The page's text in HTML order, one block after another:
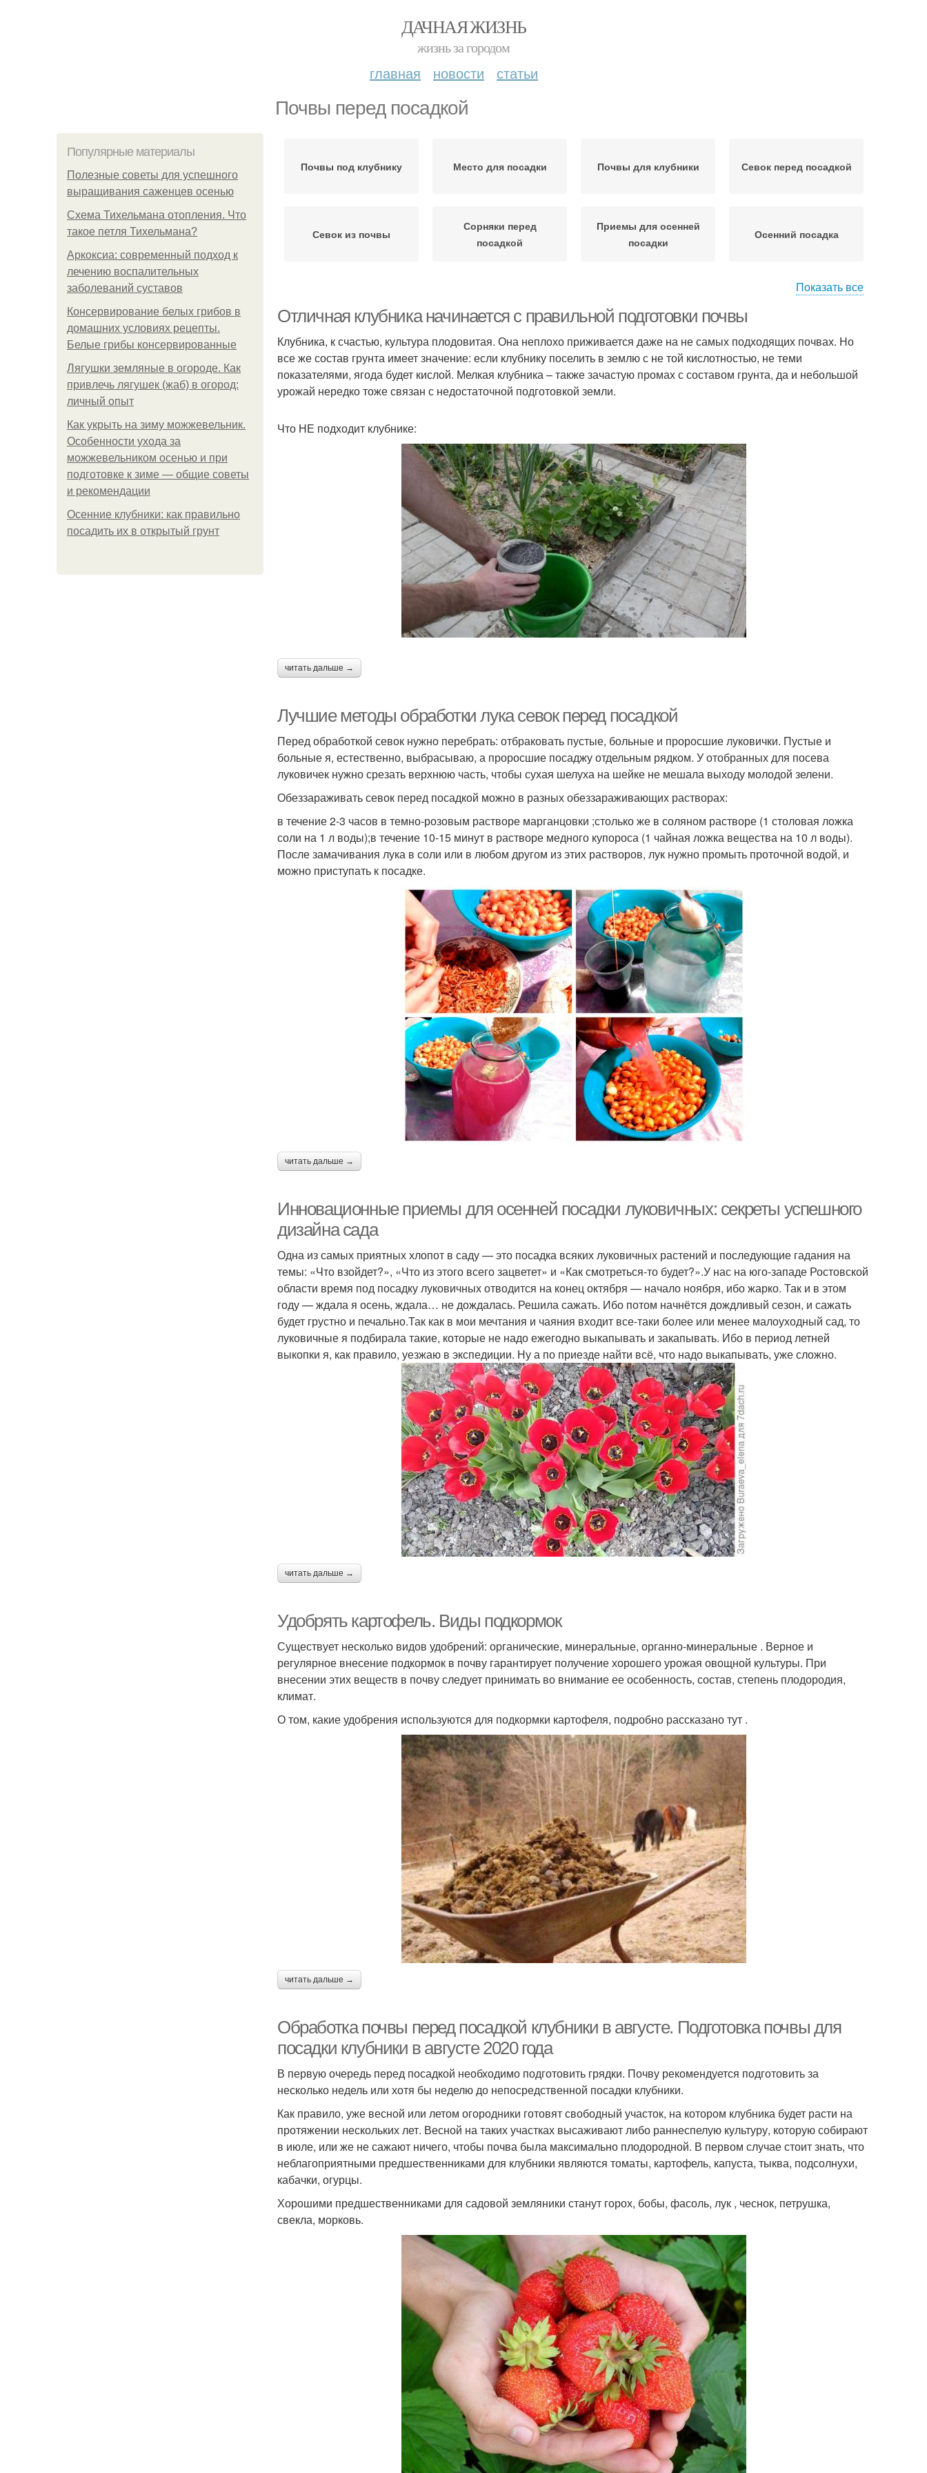
ДАЧНАЯ ЖИЗНЬ
жизнь за городом
главная новости статьи
Почвы перед посадкой
Популярные материалы
Полезные советы для успешного
выращивания саженцев осенью
Схема Тихельмана отопления. Что
такое петля Тихельмана?
Аркоксиа: современный подход к
лечению воспалительных
заболеваний суставов
Консервирование белых грибов в
домашних условиях рецепты.
Белые грибы консервированные
Лягушки земляные в огороде. Как
привлечь лягушек (жаб) в огород:
личный опыт
Как укрыть на зиму можжевельник.
Особенности ухода за
можжевельником осенью и при
подготовке к зиме — общие советы
и рекомендации
Осенние клубники: как правильно
посадить их в открытый грунт
Почвы под клубнику Место для посадки Почвы для клубники Севок перед посадкой
Севок из почвы
Сорняки перед
посадкой
Приемы для осенней
посадки
Осенний посадка
посадке
посадке
Почвы для картофеля Почвы для посадки
Клубники для осенней
посадки
Требования к посадке
Посадки по лунному
Показать все
Отличная клубника начинается с правильной подготовки почвы
Клубника, к счастью, культура плодовитая. Она неплохо приживается даже на не самых подходящих почвах. Но
все же состав грунта имеет значение: если клубнику поселить в землю с не той кислотностью, не теми
показателями, ягода будет кислой. Мелкая клубника – также зачастую промах с составом грунта, да и небольшой
урожай нередко тоже связан с недостаточной подготовкой земли.
Что НЕ подходит клубнике:
читать дальше →
Лучшие методы обработки лука севок перед посадкой
Перед обработкой севок нужно перебрать: отбраковать пустые, больные и проросшие луковички. Пустые и
больные я, естественно, выбрасываю, а проросшие посаджу отдельным рядком. У отобранных для посева
луковичек нужно срезать верхнюю часть, чтобы сухая шелуха на шейке не мешала выходу молодой зелени.
Обеззараживать севок перед посадкой можно в разных обеззараживающих растворах:
в течение 2-3 часов в темно-розовым растворе марганцовки ;столько же в соляном растворе (1 столовая ложка
соли на 1 л воды);в течение 10-15 минут в растворе медного купороса (1 чайная ложка вещества на 10 л воды).
После замачивания лука в соли или в любом другом из этих растворов, лук нужно промыть проточной водой, и
можно приступать к посадке.
читать дальше →
Инновационные приемы для осенней посадки луковичных: секреты успешного
дизайна сада
Одна из самых приятных хлопот в саду — это посадка всяких луковичных растений и последующие гадания на
темы: «Что взойдет?», «Что из этого всего зацветет» и «Как смотреться-то будет?».У нас на юго-западе Ростовской
области время под посадку луковичных отводится на конец октября — начало ноября, ибо жарко. Так и в этом
году — ждала я осень, ждала… не дождалась. Решила сажать. Ибо потом начнётся дождливый сезон, и сажать
будет грустно и печально.Так как в мои мечтания и чаяния входит все-таки более или менее малоуходный сад, то
луковичные я подбирала такие, которые не надо ежегодно выкапывать и закапывать. Ибо в период летней
выкопки я, как правило, уезжаю в экспедиции. Ну а по приезде найти всё, что надо выкапывать, уже сложно.
читать дальше →
Удобрять картофель. Виды подкормок
Существует несколько видов удобрений: органические, минеральные, органно-минеральные . Верное и
регулярное внесение подкормок в почву гарантирует получение хорошего урожая овощной культуры. При
внесении этих веществ в почву следует принимать во внимание ее особенность, состав, степень плодородия,
климат.
О том, какие удобрения используются для подкормки картофеля, подробно рассказано тут .
читать дальше →
Обработка почвы перед посадкой клубники в августе. Подготовка почвы для
посадки клубники в августе 2020 года
В первую очередь перед посадкой необходимо подготовить грядки. Почву рекомендуется подготовить за
несколько недель или хотя бы неделю до непосредственной посадки клубники.
Как правило, уже весной или летом огородники готовят свободный участок, на котором клубника будет расти на
протяжении нескольких лет. Весной на таких участках высаживают либо раннеспелую культуру, которую собирают
в июле, или же не сажают ничего, чтобы почва была максимально плодородной. В первом случае стоит знать, что
неблагоприятными предшественниками для клубники являются томаты, картофель, капуста, тыква, подсолнухи,
кабачки, огурцы.
Хорошими предшественниками для садовой земляники станут горох, бобы, фасоль, лук , чеснок, петрушка,
свекла, морковь.